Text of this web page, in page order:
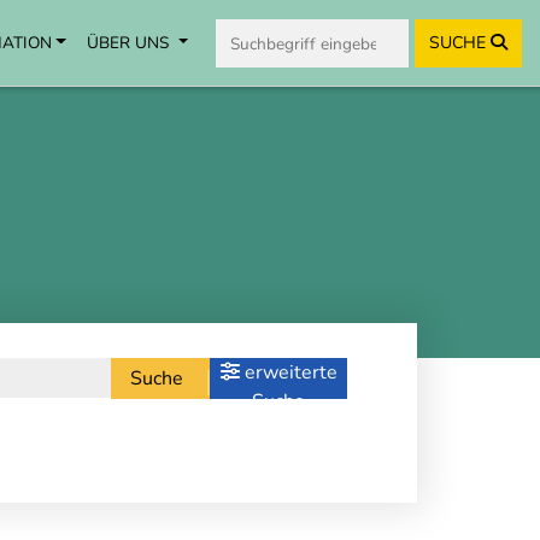
ÜBER UNS SUCHE
Suche
erweiterte
Suche